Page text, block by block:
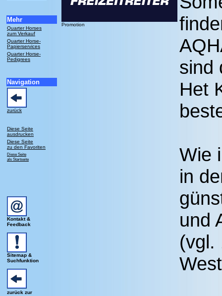
Mehr
Quarter Horses
zum Verkauf
Quarter Horse-
Papierservices
Quarter Horse-
Pedigrees
Navigation
zurück
Diese Seite
ausdrucken
Diese Seite
zu den Favoriten
Diese Seite
als Startseite
Kontakt &
Feedback
Sitemap &
Suchfunktion
zurück zur
Promotion
sind
Het
Wie
in
und
(vgl.